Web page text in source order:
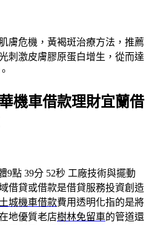
膚危機，黃褐斑治療方法，推薦
刺激皮膚膠原蛋白增生，從而達
機車借款理財宜蘭借
9點 39分 52秒 工廠技術與擺動
借貸或借款是借貸服務投資創造
土城機車借款費用透明化指的是將
地優質老店樹林免留車的管道還